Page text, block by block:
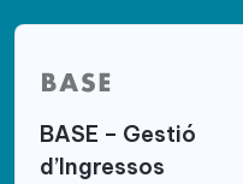
BASE – Gestió
d’Ingressos